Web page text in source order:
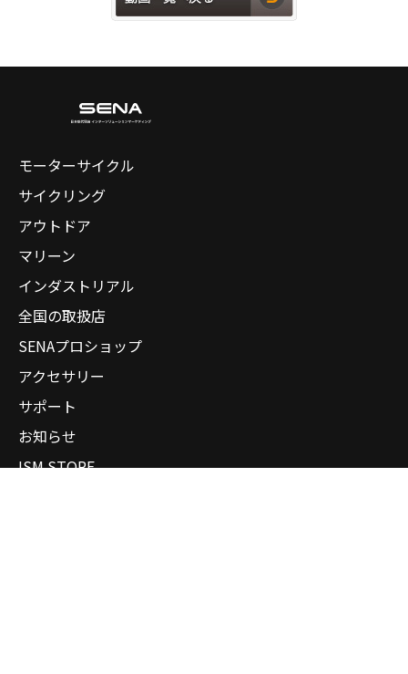
モーターサイクル
サイクリング
アウトドア
マリーン
インダストリアル
全国の取扱店
SENAプロショップ
アクセサリー
サポート
お知らせ
ISM STORE